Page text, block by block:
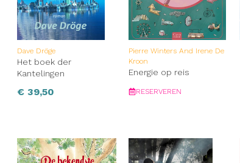
Dave Dröge
Het boek der
Kantelingen
€39,50
Pierre Winters And Irene De
Kroon
Energie op reis
RESERVEREN